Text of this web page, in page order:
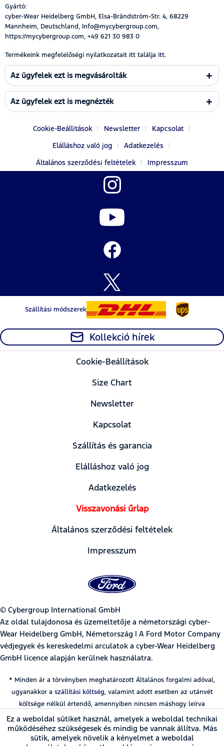
Gyártó:
cyber-Wear Heidelberg GmbH, Elsa-Brändström-Str. 4, 68229
Mannheim, Deutschland, Info@mycybergroup.com,
https://mycybergroup.com, +49 621 30 983 0
Termékeink megfelelőségi nyilatkozatait itt találja itt.
Az ügyfelek ezt is megvásárolták
Az ügyfelek ezt is megnézték
Cookie-Beállítások Newsletter
Kapcsolat
Elálláshoz való jog
Adatkezelés
Általános szerződési feltételek
Impresszum
Szállítási módszerek
Kollekció hírek
Cookie-Beállítások
Size Chart
Newsletter
Kapcsolat
Szállítás és garancia
Elálláshoz való jog
Adatkezelés
Visszavonási űrlap
Általános szerződési feltételek
Impresszum
© Cybergroup International GmbH
Az oldal tulajdonosa és üzemeltetője a németországi cyber-
Wear Heidelberg GmbH, Németország | A Ford Motor Company
védjegyek és kereskedelmi arculatok a cyber-Wear Heidelberg
GmbH licence alapján kerülnek használatra.
* Minden ár a törvényben meghatározott Általános forgalmi adóval,
ugyanakkor a szállítási költség, valamint adott esetben az utánvét
költsége nélkül értendő, amennyiben nincsen máshogy leírva
Ez a weboldal sütiket használ, amelyek a weboldal technikai
működéséhez szükségesek és mindig be vannak állítva. Más
sütik, amelyek növelik a kényelmet a weboldal